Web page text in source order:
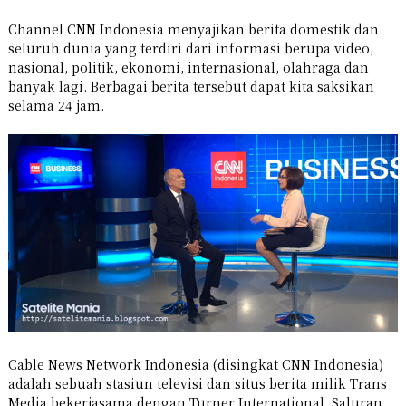
Channel CNN Indonesia menyajikan berita domestik dan
seluruh dunia yang terdiri dari informasi berupa video,
nasional, politik, ekonomi, internasional, olahraga dan
banyak lagi. Berbagai berita tersebut dapat kita saksikan
selama 24 jam.
Cable News Network Indonesia (disingkat CNN Indonesia)
adalah sebuah stasiun televisi dan situs berita milik Trans
Media bekerjasama dengan Turner International. Saluran